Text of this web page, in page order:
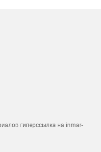
гиперссылка на inmar-